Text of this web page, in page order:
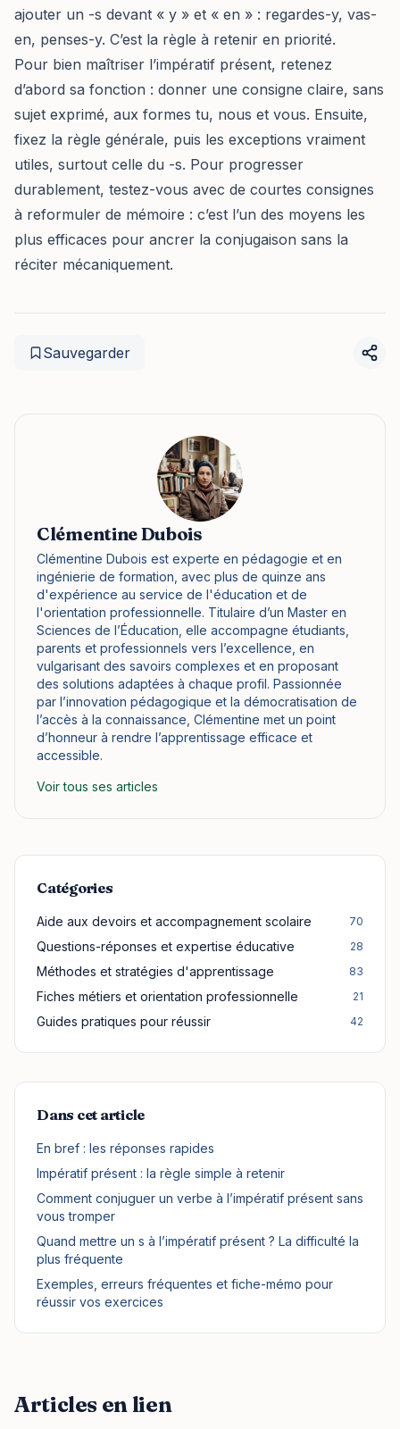
ajouter un -s devant « y » et « en » : regardes-y, vas-
en, penses-y. C’est la règle à retenir en priorité.
Pour bien maîtriser l’impératif présent, retenez
d’abord sa fonction : donner une consigne claire, sans
sujet exprimé, aux formes tu, nous et vous. Ensuite,
fixez la règle générale, puis les exceptions vraiment
utiles, surtout celle du -s. Pour progresser
durablement, testez-vous avec de courtes consignes
à reformuler de mémoire : c’est l’un des moyens les
plus efficaces pour ancrer la conjugaison sans la
réciter mécaniquement.
Sauvegarder
Clémentine Dubois
Clémentine Dubois est experte en pédagogie et en
ingénierie de formation, avec plus de quinze ans
d'expérience au service de l'éducation et de
l'orientation professionnelle. Titulaire d’un Master en
Sciences de l’Éducation, elle accompagne étudiants,
parents et professionnels vers l’excellence, en
vulgarisant des savoirs complexes et en proposant
des solutions adaptées à chaque profil. Passionnée
par l’innovation pédagogique et la démocratisation de
l’accès à la connaissance, Clémentine met un point
d’honneur à rendre l’apprentissage efficace et
accessible.
Voir tous ses articles
Catégories
Aide aux devoirs et accompagnement scolaire 70
Questions-réponses et expertise éducative 28
Méthodes et stratégies d'apprentissage 83
Fiches métiers et orientation professionnelle 21
Guides pratiques pour réussir 42
Dans cet article
En bref : les réponses rapides
Impératif présent : la règle simple à retenir
Comment conjuguer un verbe à l’impératif présent sans
vous tromper
Quand mettre un s à l’impératif présent ? La difficulté la
plus fréquente
Exemples, erreurs fréquentes et fiche-mémo pour
réussir vos exercices
Articles en lien